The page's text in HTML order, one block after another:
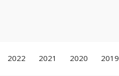
2022 2021 2020 2019